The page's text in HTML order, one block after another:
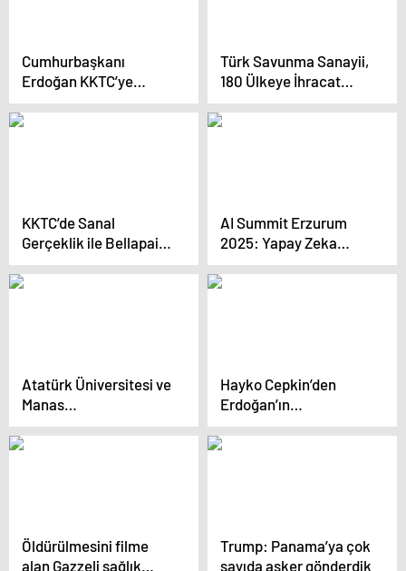
Cumhurbaşkanı
Erdoğan KKTC’ye
Ulaştı
Türk Savunma Sanayii,
180 Ülkeye İhracat
Yapıyor
KKTC’de Sanal
Gerçeklik ile Bellapais
Manastırı Deneyimi
AI Summit Erzurum
2025: Yapay Zeka
Konuşuldu
Atatürk Üniversitesi ve
Manas
Üniversitesi’nden İş
Birliği Protokolü
Hayko Cepkin’den
Erdoğan’ın
başdanışmanı Oktay
Saral’a yanıt
Öldürülmesini filme
alan Gazzeli sağlık
Trump: Panama’ya çok
sayıda asker gönderdik